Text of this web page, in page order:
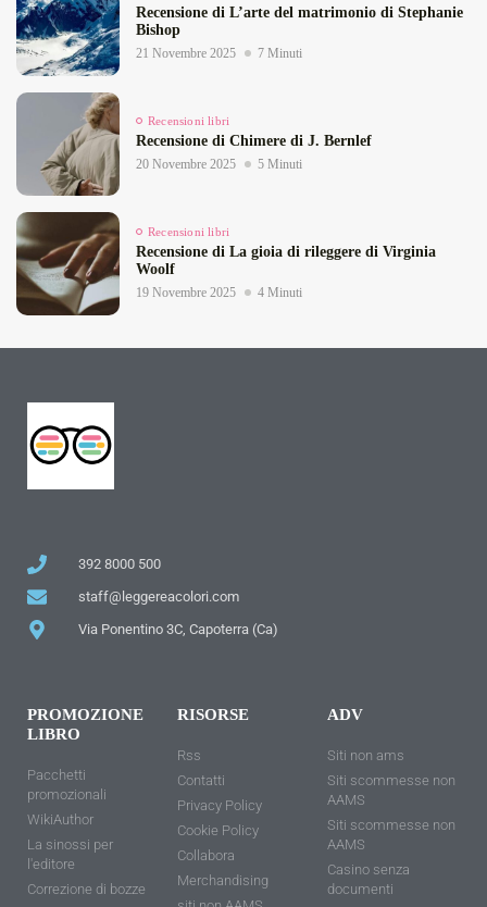
Recensione di L’arte del matrimonio di Stephanie
Bishop
21 Novembre 2025 7 Minuti
Recensioni libri
Recensione di Chimere di J. Bernlef
20 Novembre 2025 5 Minuti
Recensioni libri
Recensione di La gioia di rileggere di Virginia
Woolf
19 Novembre 2025 4 Minuti
392 8000 500
staff@leggereacolori.com
Via Ponentino 3C, Capoterra (Ca)
PROMOZIONE
LIBRO
Pacchetti
promozionali
WikiAuthor
La sinossi per
l'editore
Correzione di bozze
RISORSE
Rss
Contatti
Privacy Policy
Cookie Policy
Collabora
Merchandising
ADV
Siti non ams
Siti scommesse non
AAMS
Siti scommesse non
AAMS
Casino senza
documenti